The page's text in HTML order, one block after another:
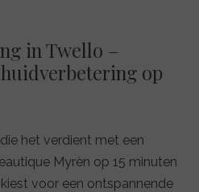
in Twello –
op
het verdient met een
Myrèn op 15 minuten
voor een ontspannende